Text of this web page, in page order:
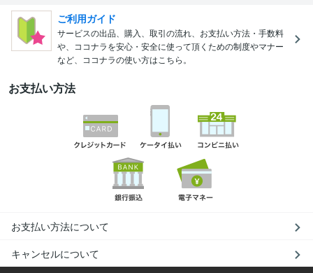
ご利用ガイド
サービスの出品、購入、取引の流れ、お支払い方法・手数料
や、ココナラを安心・安全に使って頂くための制度やマナー
など、ココナラの使い方はこちら。
お支払い方法
お支払い方法について
キャンセルについて